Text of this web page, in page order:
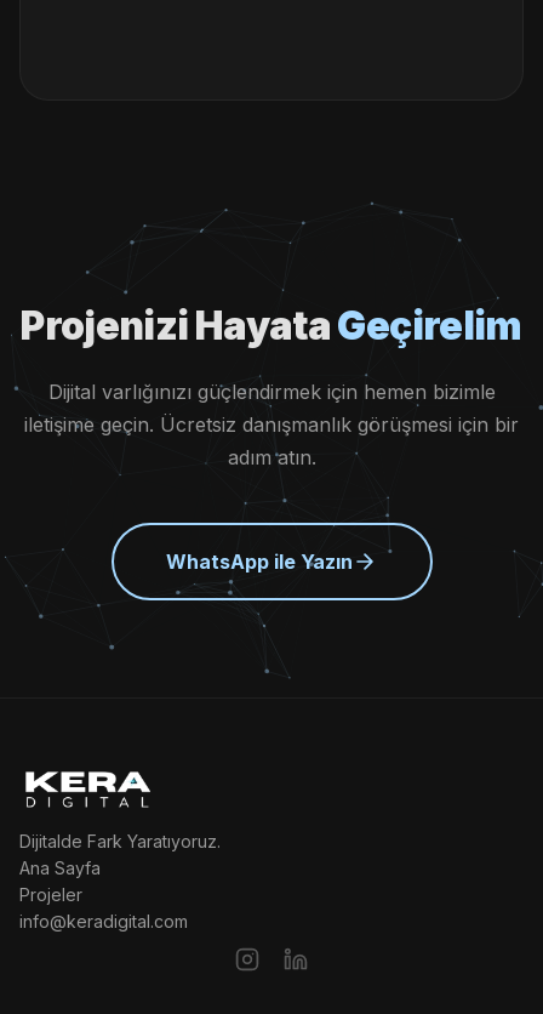
ProjeniziHayataGeçirelim
Dijital varlığınızı güçlendirmek için hemen bizimle
iletişime geçin. Ücretsiz danışmanlık görüşmesi için bir
adım atın.
WhatsApp ile Yazın
Dijitalde Fark Yaratıyoruz.
Ana Sayfa
Projeler
info@keradigital.com